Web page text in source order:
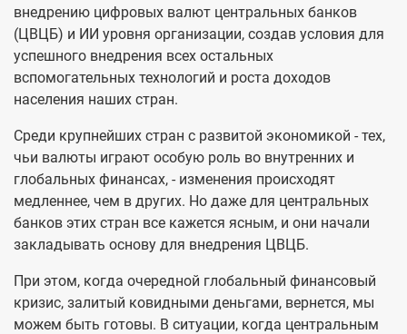
внедрению цифровых валют центральных банков
(ЦВЦБ) и ИИ уровня организации, создав условия для
успешного внедрения всех остальных
вспомогательных технологий и роста доходов
населения наших стран.
Среди крупнейших стран с развитой экономикой - тех,
чьи валюты играют особую роль во внутренних и
глобальных финансах, - изменения происходят
медленнее, чем в других. Но даже для центральных
банков этих стран все кажется ясным, и они начали
закладывать основу для внедрения ЦВЦБ.
При этом, когда очередной глобальный финансовый
кризис, залитый ковидными деньгами, вернется, мы
можем быть готовы. В ситуации, когда центральным